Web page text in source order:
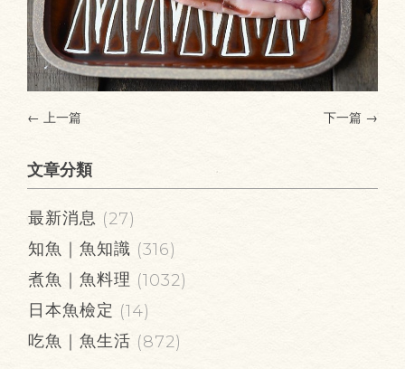
← 上一篇 下一篇 →
文章分類
最新消息 (27)
知魚｜魚知識 (316)
煮魚｜魚料理 (1032)
日本魚檢定 (14)
吃魚｜魚生活 (872)